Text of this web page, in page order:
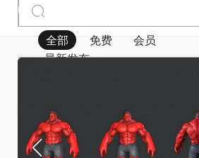
全部 免费
会员
最新发布